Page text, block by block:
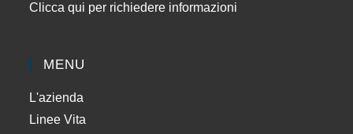
Clicca qui per richiedere informazioni
MENU
L'azienda
Linee Vita